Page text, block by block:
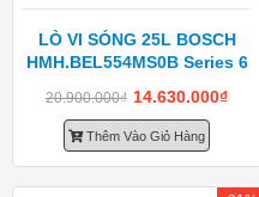
LÒ VI SÓNG 25L BOSCH
HMH.BEL554MS0B Series 6
20.900.000₫ 14.630.000₫
Thêm Vào Giỏ Hàng